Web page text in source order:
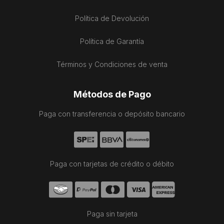
Política de Devolución
Política de Garantía
Términos y Condiciones de venta
Métodos de Pago
Paga con transferencia o depósito bancario
Paga con tarjetas de crédito o débito
Paga sin tarjeta